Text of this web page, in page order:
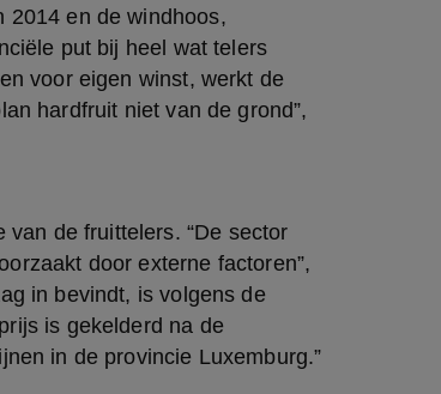
2014 en de windhoos,
put bij heel wat telers
voor eigen winst, werkt de
hardfruit niet van de grond”,
door externe factoren”,
in bevindt, is volgens de
is gekelderd na de
in de provincie Luxemburg.”